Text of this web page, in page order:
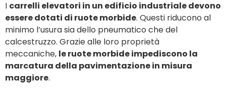
I carrelli elevatori in un edificio industriale devono
essere dotati di ruote morbide. Questi riducono al
minimo l’usura sia dello pneumatico che del
calcestruzzo. Grazie alle loro proprietà
meccaniche, le ruote morbide impediscono la
marcatura della pavimentazione in misura
maggiore.